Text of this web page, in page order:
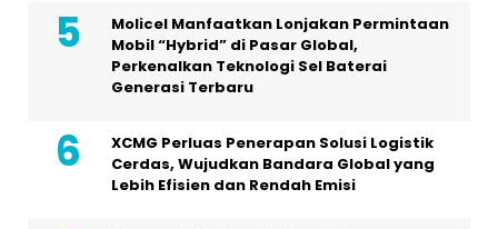
Molicel Manfaatkan Lonjakan Permintaan
Mobil “Hybrid” di Pasar Global,
Perkenalkan Teknologi Sel Baterai
Generasi Terbaru
XCMG Perluas Penerapan Solusi Logistik
Cerdas, Wujudkan Bandara Global yang
Lebih Efisien dan Rendah Emisi